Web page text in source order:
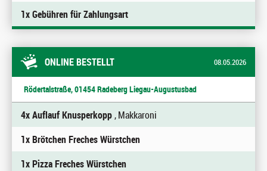
1x Gebühren für Zahlungsart
ONLINE BESTELLT 08.05.2026
Rödertalstraße, 01454 Radeberg Liegau-Augustusbad
4x Auflauf Knusperkopp, Makkaroni
1x Brötchen Freches Würstchen
1x Pizza Freches Würstchen